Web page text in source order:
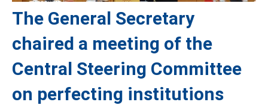
The General Secretary
chaired a meeting of the
Central Steering Committee
on perfecting institutions